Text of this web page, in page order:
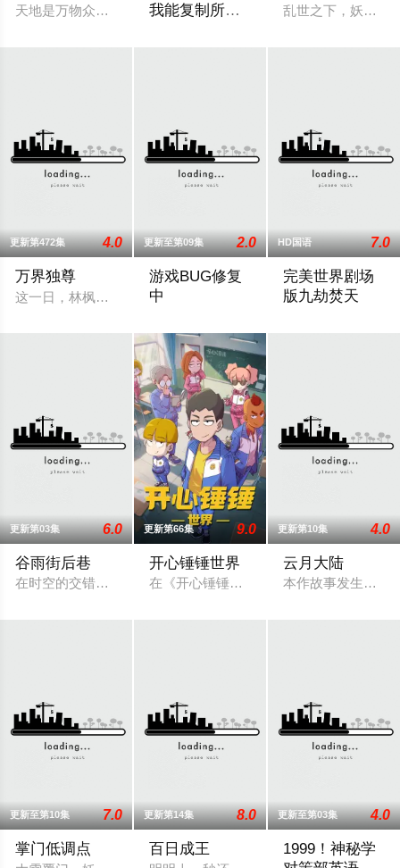
天地是万物众生的客舍，光阴是古往今来的过客。苍天残面张
我能复制所有
乱世之下，妖祟横
更新第472集 4.0
万界独尊
这一日，林枫正在林府凝聚武魂，不想，他才刚将剑武魂修炼
更新至第09集 2.0
游戏BUG修复
中
HD国语 7.0
完美世界剧场
版九劫焚天
更新第03集 6.0
谷雨街后巷
在时空的交错点开着一间酒馆——谷雨街后巷。 无论城市的角落
更新第66集 9.0
开心锤锤世界
在《开心锤锤世界》，生活着乐观善良的
更新第10集 4.0
云月大陆
本作故事发生在架
更新至第10集 7.0
掌门低调点
更新第14集 8.0
百日成王
更新至第03集 4.0
1999！神秘学